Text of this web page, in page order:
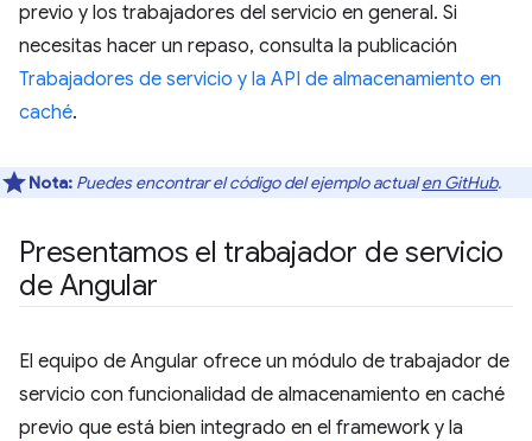
previo y los trabajadores del servicio en general. Si
necesitas hacer un repaso, consulta la publicación
Trabajadores de servicio y la API de almacenamiento en
caché.
Nota: Puedes encontrar el código del ejemplo actualen GitHub.
Presentamos el trabajador de servicio
de Angular
El equipo de Angular ofrece un módulo de trabajador de
servicio con funcionalidad de almacenamiento en caché
previo que está bien integrado en el framework y la